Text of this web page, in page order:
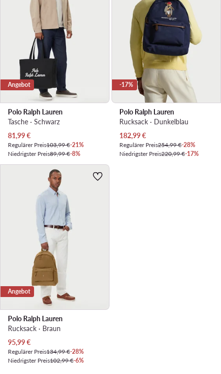
Angebot
Polo Ralph Lauren
Tasche · Schwarz
Aktueller Preis
81,99€
Regulärer Preis103,99 €-21%
Niedrigster Preis89,99 €-8%
-17%
Polo Ralph Lauren
Rucksack · Dunkelblau
Aktueller Preis
182,99€
Regulärer Preis254,99 €-28%
Niedrigster Preis220,99 €-17%
Angebot
Polo Ralph Lauren
Rucksack · Braun
Aktueller Preis
95,99€
Regulärer Preis134,99 €-28%
Niedrigster Preis102,99 €-6%